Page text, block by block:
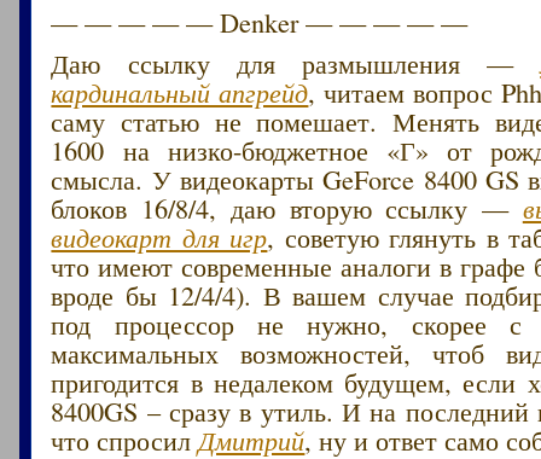
— — — — — Denker — — — — —
Даю ссылку для размышления —
кардинальный апгрейд, читаем вопрос
саму статью не помешает. Менять
1600 на низко-бюджетное «Г» от
смысла. У видеокарты GeForce 8400 GS
блоков 16/8/4, даю вторую ссылку —
видеокарт для игр, советую глянуть в
что имеют современные аналоги в графе
вроде бы 12/4/4). В вашем случае
под процессор не нужно, скорее с
максимальных возможностей, чтоб
пригодится в недалеком будущем, если
8400GS – сразу в утиль. И на последний
что спросил Дмитрий, ну и ответ само